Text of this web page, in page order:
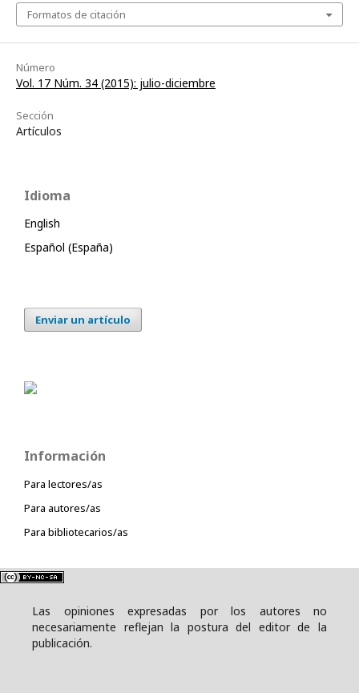
Formatos de citación
Número
Vol. 17 Núm. 34 (2015): julio-diciembre
Sección
Artículos
Idioma
English
Español (España)
Enviar un artículo
Información
Para lectores/as
Para autores/as
Para bibliotecarios/as
Las opiniones expresadas por los autores no
necesariamente reflejan la postura del editor de la
publicación.